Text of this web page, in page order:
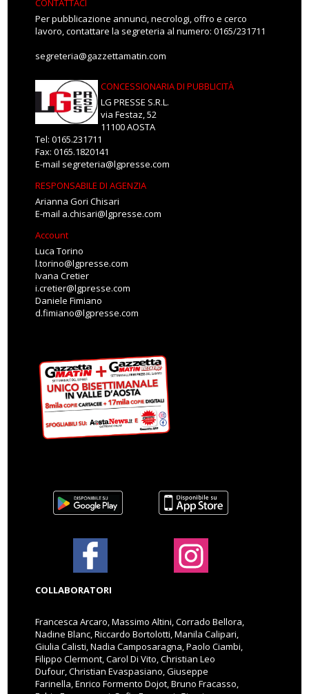
CONTATTACI
Per pubblicazione annunci, necrologi, offro e cerco
lavoro, contattare la segreteria al numero: 0165/231711
segreteria@gazzettamatin.com
CONCESSIONARIA DI PUBBLICITÀ
LG PRESSE S.R.L.
via Festaz, 52
11100 AOSTA
Tel: 0165.231711
Fax: 0165.1820141
E-mail segreteria@lgpresse.com
RESPONSABILE DI AGENZIA
Arianna Gori Chisari
E-mail a.chisari@lgpresse.com
Account
Luca Torino
l.torino@lgpresse.com
Ivana Cretier
i.cretier@lgpresse.com
Daniele Fimiano
d.fimiano@lgpresse.com
COLLABORATORI
Francesca Arcaro, Massimo Altini, Corrado Bellora,
Nadine Blanc, Riccardo Bortolotti, Manila Calipari,
Giulia Calisti, Nadia Camposaragna, Paolo Ciambi,
Filippo Clermont, Carol Di Vito, Christian Leo
Dufour, Christian Evaspasiano, Giuseppe
Farinella, Enrico Formento Dojot, Bruno Fracasso,